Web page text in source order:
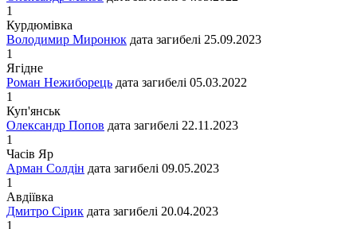
1
Курдюмівка
Володимир Миронюк дата загибелі 25.09.2023
1
Ягідне
Роман Нежиборець дата загибелі 05.03.2022
1
Куп'янськ
Олександр Попов дата загибелі 22.11.2023
1
Часів Яр
Арман Солдін дата загибелі 09.05.2023
1
Авдіївка
Дмитро Сірик дата загибелі 20.04.2023
1